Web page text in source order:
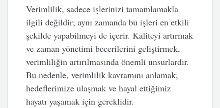
Verimlilik, sadece işlerinizi tamamlamakla
ilgili değildir; aynı zamanda bu işleri en etkili
şekilde yapabilmeyi de içerir. Kaliteyi artırmak
ve zaman yönetimi becerilerini geliştirmek,
verimliliğin artırılmasında önemli unsurlardır.
Bu nedenle, verimlilik kavramını anlamak,
hedeflerimize ulaşmak ve hayal ettiğimiz
hayatı yaşamak için gereklidir.